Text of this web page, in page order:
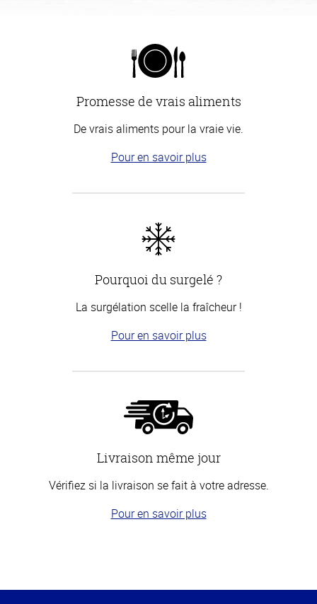
Promesse de vrais aliments
De vrais aliments pour la vraie vie.
Pour en savoir plus
Pourquoi du surgelé ?
La surgélation scelle la fraîcheur !
Pour en savoir plus
Livraison même jour
Vérifiez si la livraison se fait à votre adresse.
Pour en savoir plus
de la